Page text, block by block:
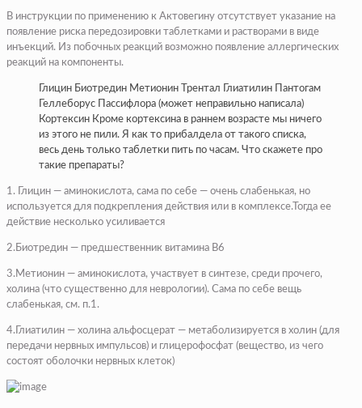
В инструкции по применению к Актовегину отсутствует указание на
появление риска передозировки таблетками и растворами в виде
инъекций. Из побочных реакций возможно появление аллергических
реакций на компоненты.
Глицин Биотредин Метионин Трентал Глиатилин Пантогам
Геллеборус Пассифлора (может неправильно написала)
Кортексин Кроме кортексина в раннем возрасте мы ничего
из этого не пили. Я как то прибалдела от такого списка,
весь день только таблетки пить по часам. Что скажете про
такие препараты?
1. Глицин — аминокислота, сама по себе — очень слабенькая, но
используется для подкрепления действия или в комплексе.Тогда ее
действие несколько усиливается
2.Биотредин — предшественник витамина В6
3.Метионин — аминокислота, участвует в синтезе, среди прочего,
холина (что существенно для неврологии). Сама по себе вещь
слабенькая, см. п.1.
4.Глиатилин — холина альфосцерат — метаболизируется в холин (для
передачи нервных импульсов) и глицерофосфат (вещество, из чего
состоят оболочки нервных клеток)